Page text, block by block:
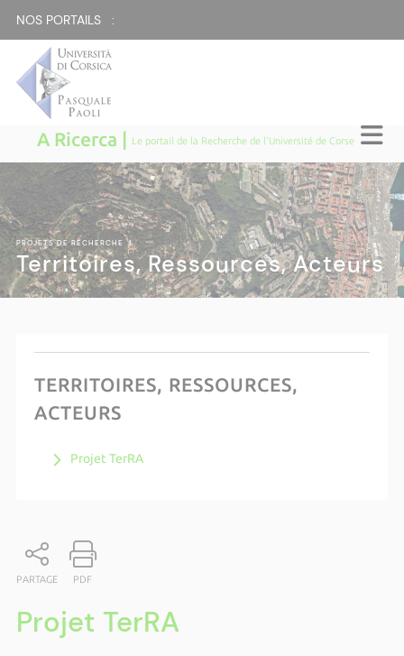
NOS PORTAILS :
A Ricerca | Le portail de la Recherche de l'Université de Corse
PROJETS DE RECHERCHE|
Territoires, Ressources, Acteurs
TERRITOIRES, RESSOURCES,
ACTEURS
Projet TerRA
PARTAGE PDF
Projet TerRA